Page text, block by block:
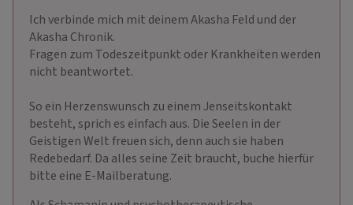
Ich verbinde mich mit deinem Akasha Feld und der
Akasha Chronik.
Fragen zum Todeszeitpunkt oder Krankheiten werden
nicht beantwortet.
So ein Herzenswunsch zu einem Jenseitskontakt
besteht, sprich es einfach aus. Die Seelen in der
Geistigen Welt freuen sich, denn auch sie haben
Redebedarf. Da alles seine Zeit braucht, buche hierfür
bitte eine E-Mailberatung.